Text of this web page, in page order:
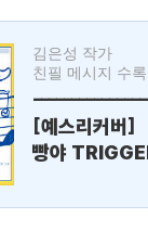
김은성 작가
친필 메시지 수록
---------------
[예스리커버]
빵야